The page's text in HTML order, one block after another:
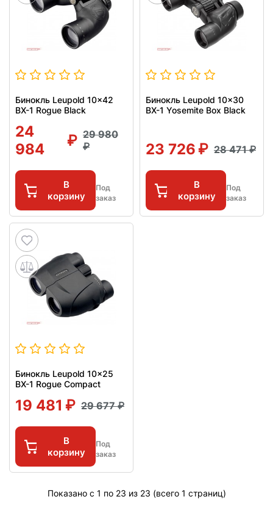
Бинокль Leupold 10x42
BX-1 Rogue Black
24
984
29 980
В
корзину
Под
заказ
Бинокль Leupold 10x30
BX-1 Yosemite Box Black
23 726 28 471
В
корзину
Под
заказ
Бинокль Leupold 10x25
BX-1 Rogue Compact
19 481 29 677
В
корзину
Под
заказ
Показано с 1 по 23 из 23 (всего 1 страниц)